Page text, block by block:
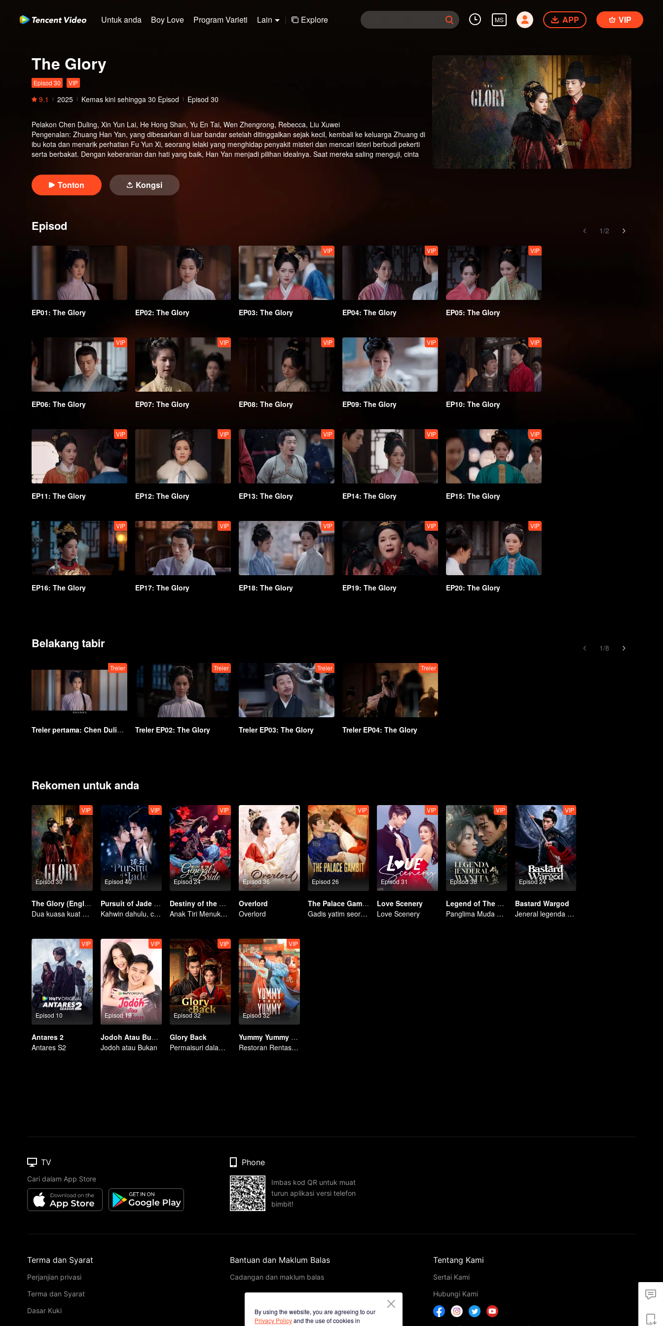
Untuk anda Boy Love Program Varieti Lain | Explore MS APP VIP
The Glory
Episod 30 VIP
9.1 2025 Kemas kini sehingga 30 Episod Episod 30
Pelakon Chen Duling, Xin Yun Lai, He Hong Shan, Yu En Tai, Wen Zhengrong, Rebecca, Liu Xuwei
Pengenalan: Zhuang Han Yan, yang dibesarkan di luar bandar setelah ditinggalkan sejak kecil, kembali ke keluarga Zhuang di
ibu kota dan menarik perhatian Fu Yun Xi, seorang lelaki yang menghidap penyakit misteri dan mencari isteri berbudi pekerti
serta berbakat. Dengan keberanian dan hati yang baik, Han Yan menjadi pilihan idealnya. Saat mereka saling menguji, cinta
membongkar kepura-puraan Zhuang Shi Yang dan akhirnya menjadi pasangan yang bahagia.
Tonton Kongsi
Episod 1/2
EP01: The Glory EP02: The Glory
VIP
EP03: The Glory
VIP
EP04: The Glory
VIP
EP05: The Glory
VIP
EP06: The Glory
VIP
EP07: The Glory
VIP
EP08: The Glory
VIP
EP09: The Glory
VIP
EP10: The Glory
VIP
EP11: The Glory
VIP
EP12: The Glory
VIP
EP13: The Glory
VIP
EP14: The Glory
VIP
EP15: The Glory
VIP
EP16: The Glory
VIP
EP17: The Glory
VIP
EP18: The Glory
VIP
EP19: The Glory
VIP
EP20: The Glory
Belakang tabir 1/8
Treler
Treler pertama: Chen Duling dan Xin Yun menghadapi situasi terdesak dan cuba menyembunyikan kebenaran ｜The Glory
Treler
Treler EP02: The Glory
Treler
Treler EP03: The Glory
Treler
Treler EP04: The Glory
Rekomen untuk anda
Episod 30
VIP
The Glory (English Ver.)
Dua kuasa kuat bekerjasama untuk memecahkan kebuntuan
Episod 40
VIP
Pursuit of Jade (English Ver.)
Kahwin dahulu, cinta kemudian!
Episod 24
VIP
Destiny of the General's Bride
Anak Tiri Menukar Wajah, Bangkit Membalas Dendam di Kediaman Jeneral!
Episod 36
Overlord
Overlord
Episod 26
VIP
The Palace Gambit
Gadis yatim seorang diri mencabar seluruh istana!
Episod 31
VIP
Love Scenery
Love Scenery
Episod 36
VIP
Legend of The Female General (English Ver.)
Panglima Muda Melindungi Negara dan Keluarga
Episod 24
VIP
Bastard Wargod
Jeneral legenda kembali! Takluk kuasa, tumpas pengkhianat, raih cinta!
Episod 10
VIP
Antares 2
Antares S2
Episod 19
VIP
Jodoh Atau Bukan
Jodoh atau Bukan
Episod 32
VIP
Glory Back
Permaisuri dalam tubuh pembantu, lawan semua musuh!
Episod 32
VIP
Yummy Yummy Yummy
Restoran Rentas Zaman
By using the website, you are agreeing to our
Privacy Policyand the use of cookies in
TV
Cari dalam App Store
Phone
Imbas kod QR untuk muat
turun aplikasi versi telefon
bimbit!
Terma dan Syarat
Perjanjian privasi
Terma dan Syarat
Dasar Kuki
Bantuan dan Maklum Balas
Cadangan dan maklum balas
Tentang Kami
Sertai Kami
Hubungi Kami